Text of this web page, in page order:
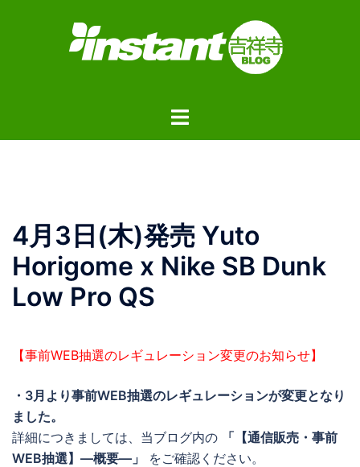
ト
ー
4月3日(木)発売 Yuto
Horigome x Nike SB Dunk
Low Pro QS
【事前WEB抽選のレギュレーション変更のお知らせ】
・3月より事前WEB抽選のレギュレーションが変更となり
ました。
詳細につきましては、当ブログ内の
「【通信販売・事前
WEB抽選】―概要―」
をご確認ください。